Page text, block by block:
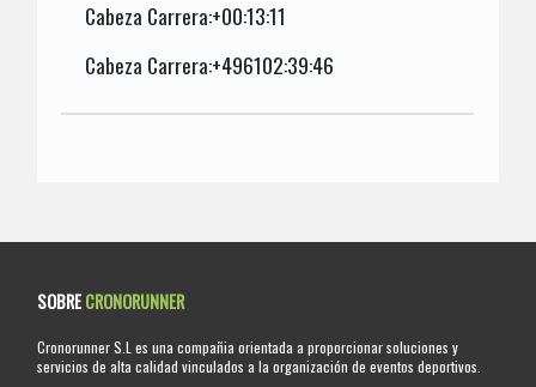
Cabeza Carrera:+00:13:11
Cabeza Carrera:+496102:39:46
SOBRECRONORUNNER
Cronorunner S.L es una compañia orientada a proporcionar soluciones y
servicios de alta calidad vinculados a la organización de eventos deportivos.